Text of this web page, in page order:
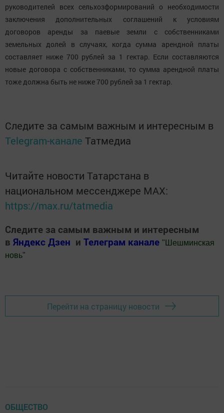
руководителей всех сельхозформирований о необходимости
заключения дополнительных соглашений к условиям
договоров аренды за паевые земли с собственниками
земельных долей в случаях, когда сумма арендной платы
составляет ниже 700 рублей за 1 гектар. Если составляются
новые договора с собственниками, то сумма арендной платы
тоже должна быть не ниже 700 рублей за 1 гектар.
Следите за самым важным и интересным в
Telegram-канале Татмедиа
Читайте новости Татарстана в
национальном мессенджере MАХ:
https://max.ru/tatmedia
Следите за самым важным и интересным
в Яндекс Дзен и Телеграм канале " Шешминская
новь"
Перейти на страницу новости
ОБЩЕСТВО